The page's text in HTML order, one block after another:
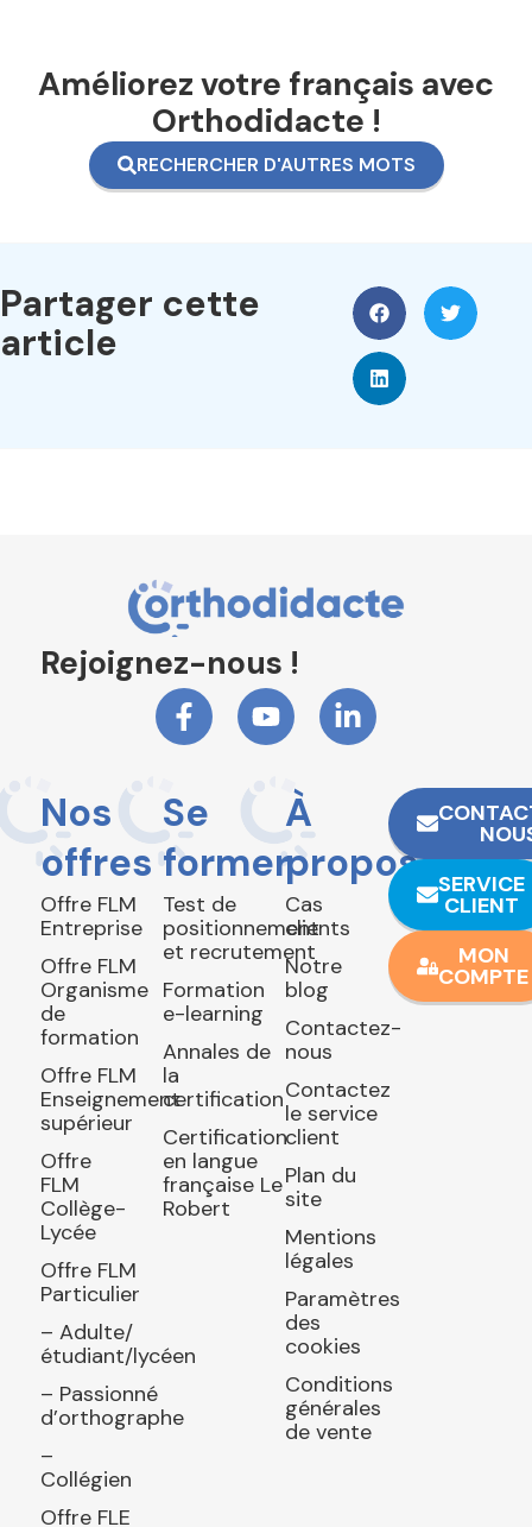
Améliorez votre français avec
Orthodidacte !
RECHERCHER D'AUTRES MOTS
Partager cette
article
Rejoignez-nous !
Nos
offres
Offre FLM
Entreprise
Offre FLM
Organisme
de
formation
Offre FLM
Enseignement
supérieur
Offre
FLM
Collège-
Lycée
Offre FLM
Particulier
– Adulte/
étudiant/lycéen
– Passionné
d’orthographe
–
Collégien
Offre FLE
Se
former
Test de
positionnement
et recrutement
Formation
e-learning
Annales de
la
certification
Certification
en langue
française Le
Robert
À
propos
Cas
clients
Notre
blog
Contactez-
nous
Contactez
le service
client
Plan du
site
Mentions
légales
Paramètres
des
cookies
Conditions
générales
de vente
SERVICE
CLIENT
MON
COMPTE